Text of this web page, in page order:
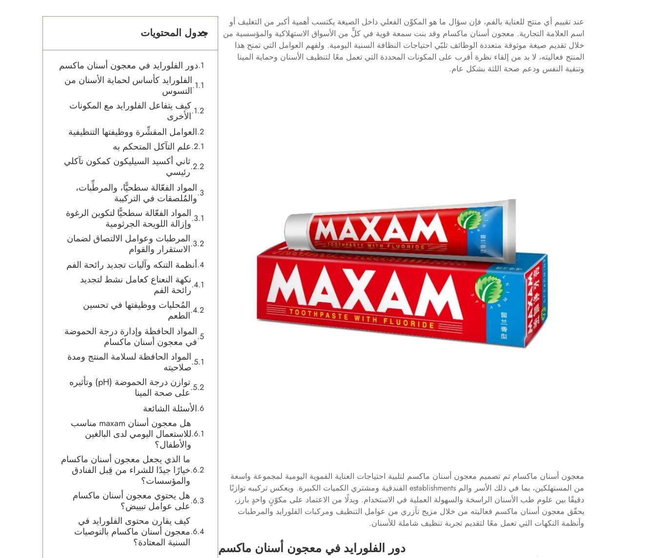
عند تقييم أي منتج للعناية بالفم، فإن سؤال ما هو المكوِّن الفعلي داخل الصيغة يكتسب أهمية أكبر من التغليف أو
اسم العلامة التجارية. معجون أسنان ماكسام وقد بنت سمعة قوية في كلٍّ من الأسواق الاستهلاكية والمؤسسية من
خلال تقديم صيغة موثوقة متعددة الوظائف تلبّي احتياجات النظافة السنية اليومية. ولفهم العوامل التي تمنح هذا
المنتج فعاليته، لا بد من إلقاء نظرة أقرب على المكونات المحددة التي تعمل معًا لتنظيف الأسنان وحماية المينا
وتنقية النفس ودعم صحة اللثة بشكل عام.
معجون أسنان ماكسام تم تصميم معجون أسنان ماكسم لتلبية احتياجات العناية الفموية اليومية لمجموعة واسعة
من المستهلكين، بما في ذلك الأسر والم establishments الفندقية ومشتري الكميات الكبيرة. ويعكس تركيبه توازنًا
دقيقًا بين علوم طب الأسنان الراسخة والسهولة العملية في الاستخدام. وبدلًا من الاعتماد على مكوّنٍ واحدٍ بارز،
يحقّق معجون أسنان ماكسم فعاليته من خلال مزيج تآزري من عوامل التنظيف ومركبات الفلورايد والمرطبات
وأنظمة النكهات التي تعمل معًا لتقديم تجربة تنظيف شاملة للأسنان.
دور الفلورايد في معجون أسنان ماكسم
جدول المحتويات
دور الفلورايد في معجون أسنان ماكسم
الفلورايد كأساس لحماية الأسنان من
التسوس
كيف يتفاعل الفلورايد مع المكونات
الأخرى
العوامل المقشِّرة ووظيفتها التنظيفية
علم التآكل المتحكم به
ثاني أكسيد السيليكون كمكون تآكلي
رئيسي
المواد الفعّالة سطحيًّا، والمرطِّبات،
والمُلصقات في التركيبة
المواد الفعّالة سطحيًّا لتكوين الرغوة
وإزالة اللويحة الجرثومية
المرطبات وعوامل الالتصاق لضمان
الاستقرار والقوام
أنظمة التنكه وآليات تجديد رائحة الفم
نكهة النعناع كعامل نشط لتجديد
رائحة الفم
المُحليات ووظيفتها في تحسين
الطعم
المواد الحافظة وإدارة درجة الحموضة
في معجون أسنان ماكسام
المواد الحافظة لسلامة المنتج ومدة
صلاحيته
توازن درجة الحموضة (pH) وتأثيره
على صحة المينا
الأسئلة الشائعة
هل معجون أسنان maxam مناسب
للاستعمال اليومي لدى البالغين
والأطفال؟
ما الذي يجعل معجون أسنان ماكسام
خيارًا جيدًا للشراء من قِبل الفنادق
والمؤسسات؟
هل يحتوي معجون أسنان ماكسام
على عوامل تبييض؟
كيف يقارن محتوى الفلورايد في
معجون أسنان ماكسام بالتوصيات
السنية المعتادة؟